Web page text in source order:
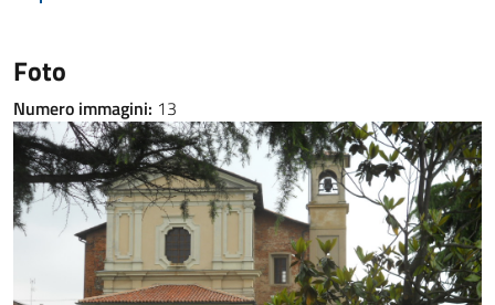
Foto
Numero immagini: 13